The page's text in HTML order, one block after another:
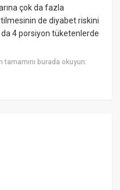
çok da fazla
de diyabet riskini
da 4 porsiyon tüketenlerde
tamamını burada okuyun: